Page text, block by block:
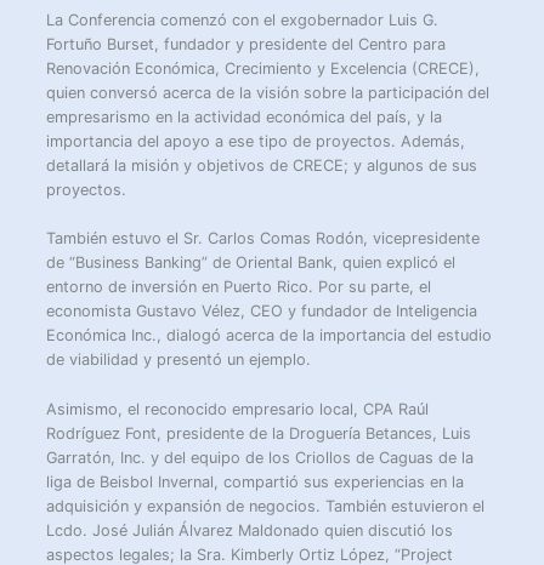
La Conferencia comenzó con el exgobernador Luis G.
Fortuño Burset, fundador y presidente del Centro para
Renovación Económica, Crecimiento y Excelencia (CRECE),
quien conversó acerca de la visión sobre la participación del
empresarismo en la actividad económica del país, y la
importancia del apoyo a ese tipo de proyectos. Además,
detallará la misión y objetivos de CRECE; y algunos de sus
proyectos.
También estuvo el Sr. Carlos Comas Rodón, vicepresidente
de “Business Banking” de Oriental Bank, quien explicó el
entorno de inversión en Puerto Rico. Por su parte, el
economista Gustavo Vélez, CEO y fundador de Inteligencia
Económica Inc., dialogó acerca de la importancia del estudio
de viabilidad y presentó un ejemplo.
Asimismo, el reconocido empresario local, CPA Raúl
Rodríguez Font, presidente de la Droguería Betances, Luis
Garratón, Inc. y del equipo de los Criollos de Caguas de la
liga de Beisbol Invernal, compartió sus experiencias en la
adquisición y expansión de negocios. También estuvieron el
Lcdo. José Julián Álvarez Maldonado quien discutió los
aspectos legales; la Sra. Kimberly Ortiz López, “Project